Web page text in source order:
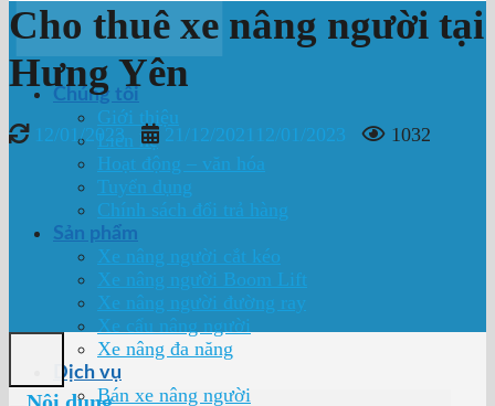
Chúng tôi
Giới thiệu
Liên hệ
Hoạt động – văn hóa
Tuyển dụng
Chính sách đổi trả hàng
Sản phẩm
Xe nâng người cắt kéo
Xe nâng người Boom Lift
Xe nâng người đường ray
Xe cẩu nâng người
Xe nâng đa năng
Dịch vụ
Bán xe nâng người
Cho thuê xe nâng người tại
Hưng Yên
12/01/2023 21/12/2021 12/01/2023 1032